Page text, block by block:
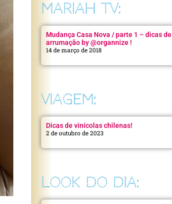
MARIAH TV:
Mudança Casa Nova / parte 1 – dicas de
arrumação by @organnize !
14 de março de 2018
VIAGEM:
Dicas de vinícolas chilenas!
2 de outubro de 2023
LOOK DO DIA: